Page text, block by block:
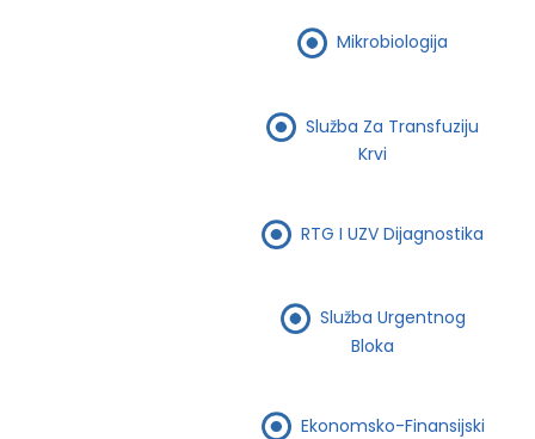
Mikrobiologija
Služba Za Transfuziju
Krvi
RTG I UZV Dijagnostika
Služba Urgentnog
Bloka
Ekonomsko-Finansijski